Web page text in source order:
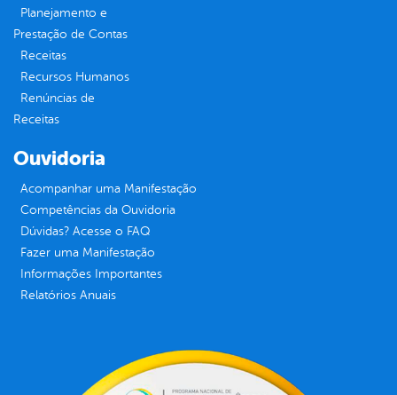
Planejamento e
Prestação de Contas
Receitas
Recursos Humanos
Renúncias de
Receitas
Ouvidoria
Acompanhar uma Manifestação
Competências da Ouvidoria
Dúvidas? Acesse o FAQ
Fazer uma Manifestação
Informações Importantes
Relatórios Anuais